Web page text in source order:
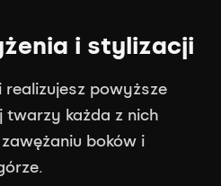
i stylizacji
realizujesz powyższe
twarzy każda z nich
boków i